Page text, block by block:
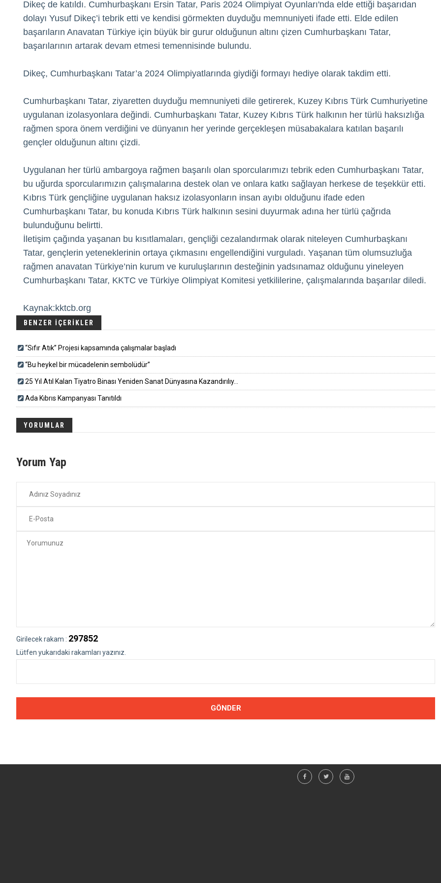
Dikeç de katıldı. Cumhurbaşkanı Ersin Tatar, Paris 2024 Olimpiyat Oyunları'nda elde ettiği başarıdan
dolayı Yusuf Dikeç’i tebrik etti ve kendisi görmekten duyduğu memnuniyeti ifade etti. Elde edilen
başarıların Anavatan Türkiye için büyük bir gurur olduğunun altını çizen Cumhurbaşkanı Tatar,
başarılarının artarak devam etmesi temennisinde bulundu.
Dikeç, Cumhurbaşkanı Tatar’a 2024 Olimpiyatlarında giydiği formayı hediye olarak takdim etti.
Cumhurbaşkanı Tatar, ziyaretten duyduğu memnuniyeti dile getirerek, Kuzey Kıbrıs Türk Cumhuriyetine
uygulanan izolasyonlara değindi. Cumhurbaşkanı Tatar, Kuzey Kıbrıs Türk halkının her türlü haksızlığa
rağmen spora önem verdiğini ve dünyanın her yerinde gerçekleşen müsabakalara katılan başarılı
gençler olduğunun altını çizdi.
Uygulanan her türlü ambargoya rağmen başarılı olan sporcularımızı tebrik eden Cumhurbaşkanı Tatar,
bu uğurda sporcularımızın çalışmalarına destek olan ve onlara katkı sağlayan herkese de teşekkür etti.
Kıbrıs Türk gençliğine uygulanan haksız izolasyonların insan ayıbı olduğunu ifade eden
Cumhurbaşkanı Tatar, bu konuda Kıbrıs Türk halkının sesini duyurmak adına her türlü çağrıda
bulunduğunu belirtti.
İletişim çağında yaşanan bu kısıtlamaları, gençliği cezalandırmak olarak niteleyen Cumhurbaşkanı
Tatar, gençlerin yeteneklerinin ortaya çıkmasını engellendiğini vurguladı. Yaşanan tüm olumsuzluğa
rağmen anavatan Türkiye’nin kurum ve kuruluşlarının desteğinin yadsınamaz olduğunu yineleyen
Cumhurbaşkanı Tatar, KKTC ve Türkiye Olimpiyat Komitesi yetkililerine, çalışmalarında başarılar diledi.
Kaynak:kktcb.org
BENZER İÇERİKLER
“Sıfır Atık” Projesi kapsamında çalışmalar başladı
“Bu heykel bir mücadelenin sembolüdür”
25 Yıl Atıl Kalan Tiyatro Binası Yeniden Sanat Dünyasına Kazandırılıy...
Ada Kıbrıs Kampanyası Tanıtıldı
YORUMLAR
Yorum Yap
Girilecek rakam : 297852
Lütfen yukarıdaki rakamları yazınız.